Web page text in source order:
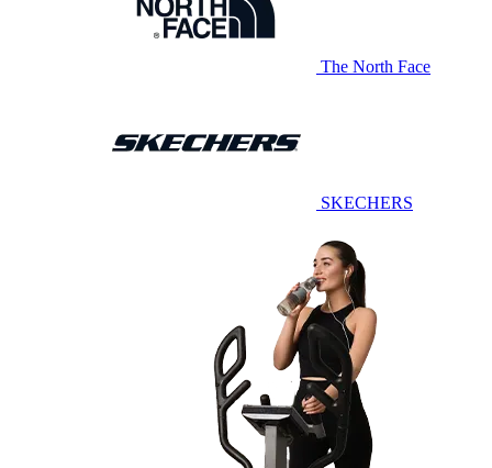
The North Face
SKECHERS